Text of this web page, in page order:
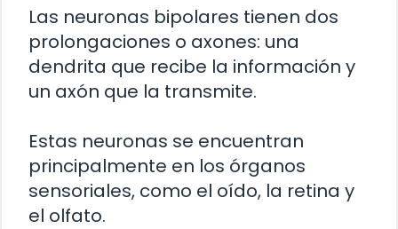
Las neuronas bipolares tienen dos
prolongaciones o axones: una
dendrita que recibe la información y
un axón que la transmite.
Estas neuronas se encuentran
principalmente en los órganos
sensoriales, como el oído, la retina y
el olfato.